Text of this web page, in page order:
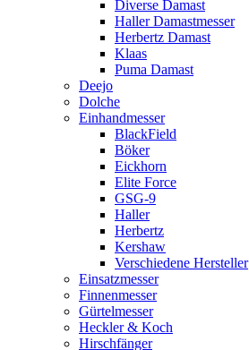
Diverse Damast
Haller Damastmesser
Herbertz Damast
Klaas
Puma Damast
Deejo
Dolche
Einhandmesser
BlackField
Böker
Eickhorn
Elite Force
GSG-9
Haller
Herbertz
Kershaw
Verschiedene Hersteller
Einsatzmesser
Finnenmesser
Gürtelmesser
Heckler & Koch
Hirschfänger